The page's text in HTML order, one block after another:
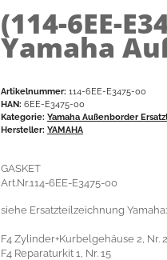
(114-6EE-
Yamaha
Artikelnummer: 114-6EE-E3475-00
HAN: 6EE-E3475-00
Kategorie: Yamaha Außenborder
Hersteller: YAMAHA
GASKET
Art.Nr.114-6EE-E3475-00
siehe Ersatzteilzeichnung Yamaha:
F4 Zylinder+Kurbelgehäuse 2, Nr.
F4 Reparaturkit 1, Nr. 15